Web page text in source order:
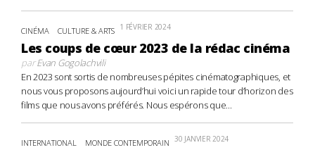
CINÉMA CULTURE & ARTS 1 FÉVRIER 2024
Les coups de cœur 2023 de la rédac cinéma
parEvan Gogolachvili
En 2023 sont sortis de nombreuses pépites cinématographiques, et
nous vous proposons aujourd’hui voici un rapide tour d’horizon des
films que nous avons préférés. Nous espérons que...
INTERNATIONAL MONDE CONTEMPORAIN 30 JANVIER 2024